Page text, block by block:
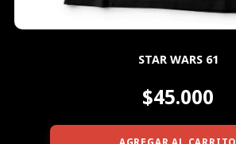
STAR WARS 61
$45.000